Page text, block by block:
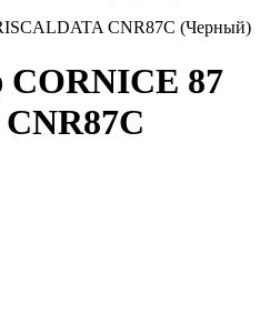
CNR87C (Черный)
87